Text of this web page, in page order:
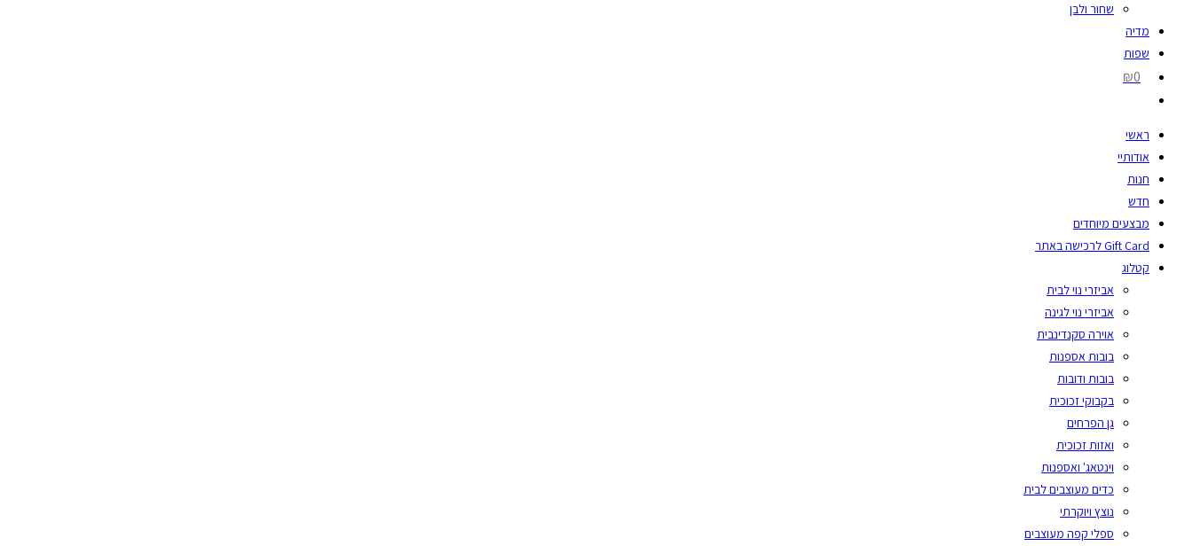
שחור ולבן
מדיה
שפות
₪0
ראשי
אודותיי
חנות
חדש
מבצעים מיוחדים
Gift Card לרכישה באתר
קטלוג
אביזרי נוי לבית
אביזרי נוי לגינה
אוירה סקנדינבית
בובות אספנות
בובות ודובות
בקבוקי זכוכית
גן הפרחים
ואזות זכוכית
וינטאג' ואספנות
כדים מעוצבים לבית
נוצץ ויוקרתי
ספלי קפה מעוצבים